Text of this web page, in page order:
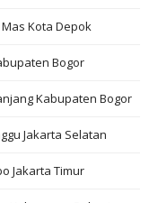
Kota Depok
Bogor
Kabupaten Bogor
Jakarta Selatan
Jakarta Timur